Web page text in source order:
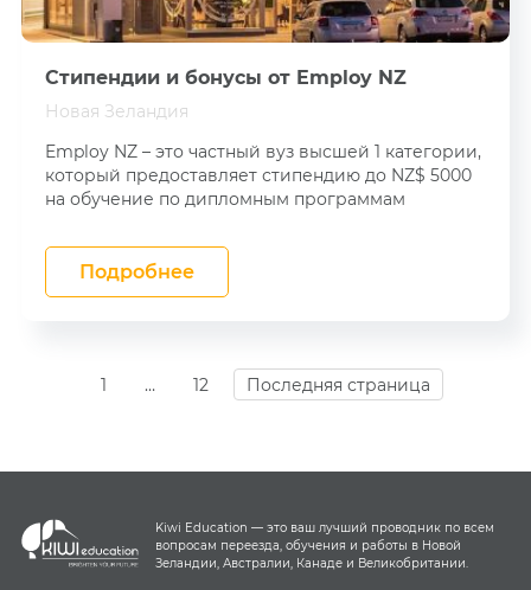
Стипендии и бонусы от Employ NZ
Новая Зеландия
Employ NZ – это частный вуз высшей 1 категории,
который предоставляет стипендию до NZ$ 5000
на обучение по дипломным программам
Подробнее
1 … 12 Последняя страница
Kiwi Education — это ваш лучший проводник по всем
вопросам переезда, обучения и работы в Новой
Зеландии, Австралии, Канаде и Великобритании.